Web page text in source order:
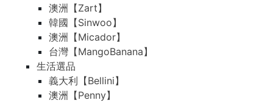
澳洲【Zart】
韓國【Sinwoo】
澳洲【Micador】
台灣【MangoBanana】
生活選品
義大利【Bellini】
澳洲【Penny】